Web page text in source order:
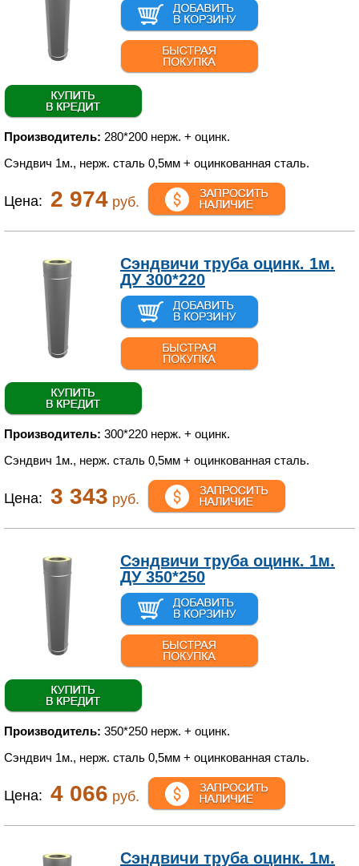
Производитель: 280*200 нерж. + оцинк.
Сэндвич 1м., нерж. сталь 0,5мм + оцинкованная сталь.
Цена: 2 974 руб.
Сэндвичи труба оцинк. 1м.
ДУ 300*220
Производитель: 300*220 нерж. + оцинк.
Сэндвич 1м., нерж. сталь 0,5мм + оцинкованная сталь.
Цена: 3 343 руб.
Сэндвичи труба оцинк. 1м.
ДУ 350*250
Производитель: 350*250 нерж. + оцинк.
Сэндвич 1м., нерж. сталь 0,5мм + оцинкованная сталь.
Цена: 4 066 руб.
Сэндвичи труба оцинк. 1м.